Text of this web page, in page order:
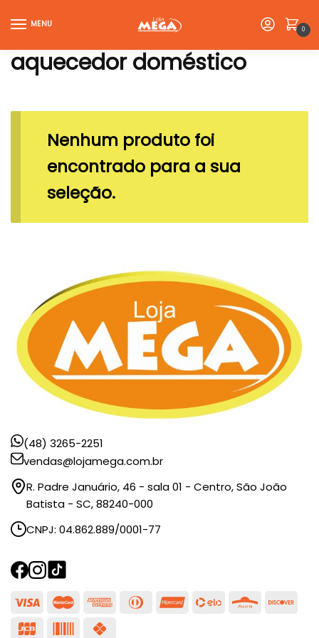
to
to
MENU
0
aquecedor doméstico
Nenhum produto foi
encontrado para a sua
seleção.
(48) 3265-2251
vendas@lojamega.com.br
R. Padre Januário, 46 - sala 01 - Centro, São João
Batista - SC, 88240-000
CNPJ: 04.862.889/0001-77